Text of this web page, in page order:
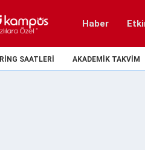
Haber
RING SAATLERI AKADEMIK TAKVIM